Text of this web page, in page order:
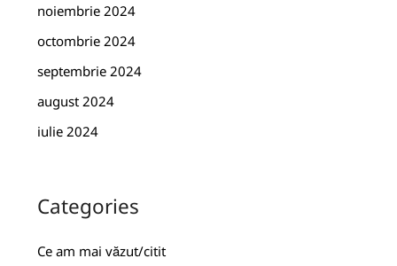
noiembrie 2024
octombrie 2024
septembrie 2024
august 2024
iulie 2024
Categories
Ce am mai văzut/citit